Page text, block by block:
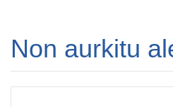
Non aurkitu